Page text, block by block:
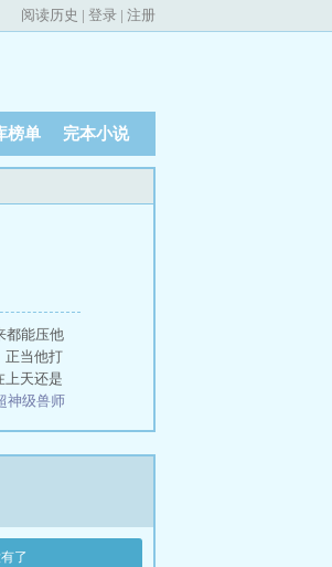
阅读历史 | 登录 | 注册
榜单 完本小说
都能压他
当他打
天还是
神级兽师
了